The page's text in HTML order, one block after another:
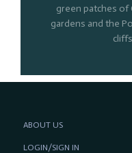
green patches of
gardens and the
ABOUT US
LOGIN/SIGN IN